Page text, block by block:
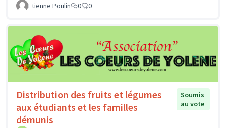
Etienne Poulin
0 0
Distribution des fruits et légumes
aux étudiants et les familles
démunis
Soumis
au vote